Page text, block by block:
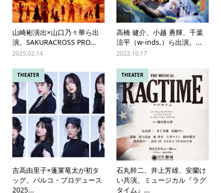
山崎彬演出×山口乃々華ら出
演。SAKURACROSS PRO...
2025.02.14
⾼橋 健介、⼩越 勇輝、千葉
涼平（w-inds.）ら出演。...
2022.10.17
THEATER
吉高由里子×蓬莱竜太が初タ
ッグ。パルコ・プロデュース
2025...
THEATER
石丸幹二、井上芳雄、安蘭け
い共演。ミュージカル『ラグ
タイム』...